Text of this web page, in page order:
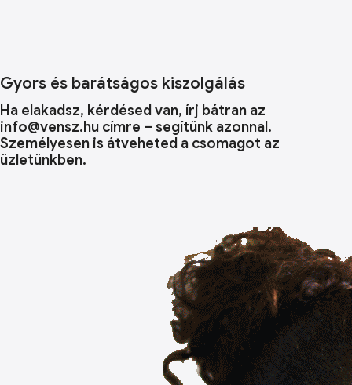
Gyors és barátságos kiszolgálás
Ha elakadsz, kérdésed van, írj bátran az
info@vensz.hu címre – segítünk azonnal.
Személyesen is átveheted a csomagot az
üzletünkben.